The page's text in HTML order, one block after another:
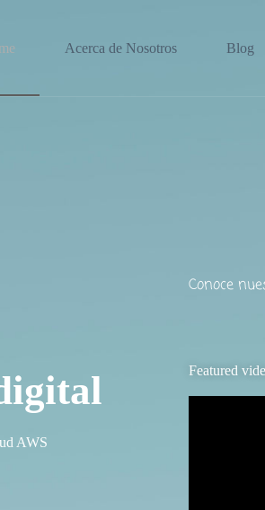
Acerca de Nosotros Blog
AWS
Conoce
Featured